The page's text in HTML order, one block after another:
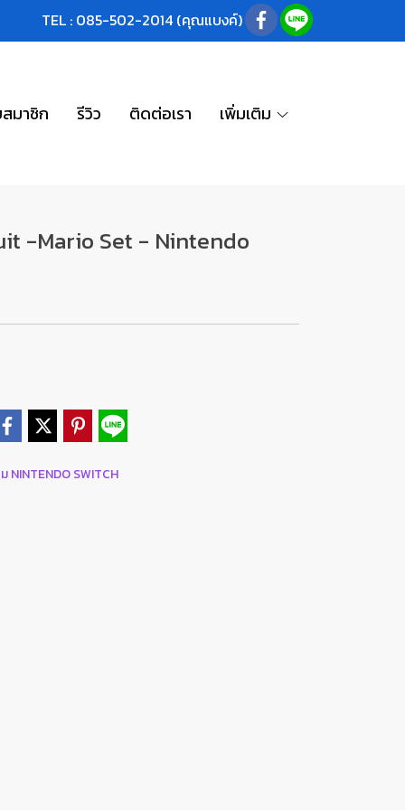
TEL : 085-502-2014 (คุณแบงค์)
มาชิก รีวิว ติดต่อเรา เพิ่มเติม
-Mario Set - Nintendo
SWITCH